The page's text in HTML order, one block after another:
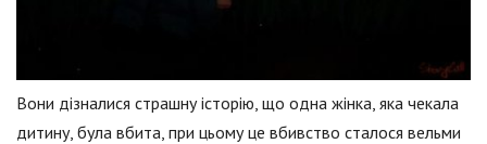
Вони дізналися страшну історію, що одна жінка, яка чекала
дитину, була вбита, при цьому це вбивство сталося вельми